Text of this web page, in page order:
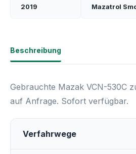
2019 Mazatrol
Beschreibung
Gebrauchte Mazak VCN-530C
auf Anfrage. Sofort verfügbar.
Verfahrwege